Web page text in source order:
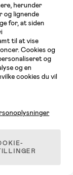
2 Klapvogn, Grey
herunder
og lignende
for, at siden
til at vise
Cookies og
og
og en
cookies du vil